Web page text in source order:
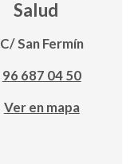
Salud
C/ San Fermín
96 687 04 50
Ver en mapa